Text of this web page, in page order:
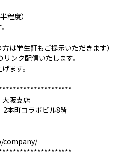
程度）
は学生証もご提示いただきます）
ンク配信いたします。
ます。
阪支店
本町コラボビル8階
company/